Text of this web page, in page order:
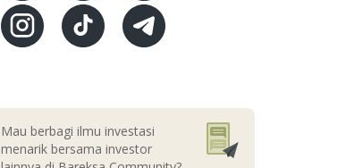
Mau berbagi ilmu investasi
menarik bersama investor